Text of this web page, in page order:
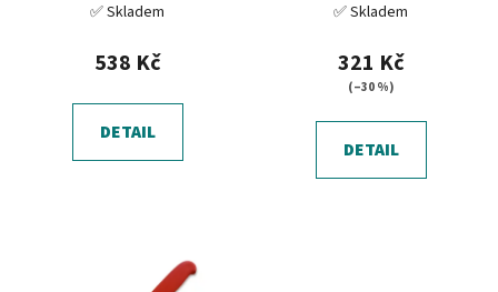
✅ Skladem
538 Kč
DETAIL
✅ Skladem
321 Kč
(–30 %)
DETAIL